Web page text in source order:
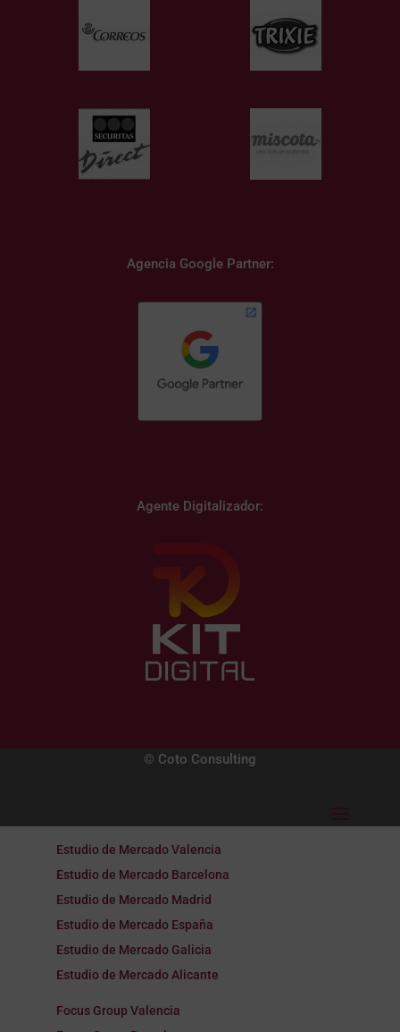
Agencia Google Partner:
Agente Digitalizador:
© Coto Consulting
Estudio de Mercado Valencia
Estudio de Mercado Barcelona
Estudio de Mercado Madrid
Estudio de Mercado España
Estudio de Mercado Galicia
Estudio de Mercado Alicante
Focus Group Valencia